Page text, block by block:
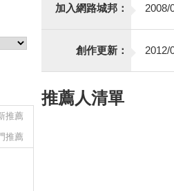
加入網路城邦： 2008/
創作更新： 2012/
推薦人清單
推薦
推薦